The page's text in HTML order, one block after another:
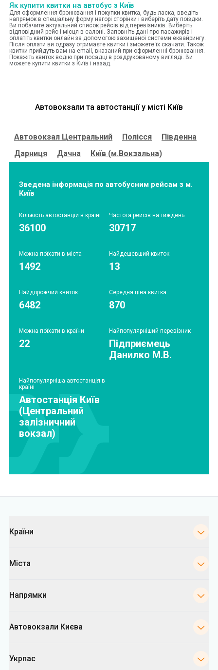
Як купити квитки на автобус з Київ
Для оформлення бронювання і покупки квитка, будь ласка, введіть
напрямок в спеціальну форму нагорі сторінки і виберіть дату поїздки.
Ви побачите актуальний список рейсів від перевізників. Виберіть
відповідний рейс і місця в салоні. Заповніть дані про пасажирів і
оплатіть квитки онлайн за допомогою захищеної системи еквайрингу.
Після оплати ви одразу отримаєте квитки і зможете їх скачати. Також
квитки прийдуть вам на email, вказаний при оформленні бронювання.
Покажіть квиток водію при посадці в роздрукованому вигляді. Ви
можете купити квитки з Київ і назад.
Автовокзали та автостанції у місті Київ
Автовокзал Центральний Полісся
Південна
Дарниця
Дачна Київ (м.Вокзальна)
Зведена інформація по автобусним рейсам з м.
Київ
Кількість автостанцій в країні
36100
Частота рейсів на тиждень
30717
Можна поїхати в міста
1492
Найдешевший квиток
13
Найдорожчий квиток
6482
Середня ціна квитка
870
Можна поїхати в країни
22
Найпопулярніший перевізник
Підприємець
Данилко М.В.
Найпопулярніша автостанція в
країні
Автостанція Київ
(Центральний
залізничний
вокзал)
Країни
Міста
Напрямки
Автовокзали Києва
Укрпас